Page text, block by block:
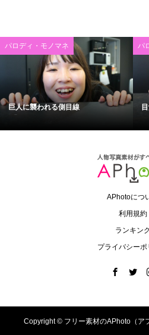
パロディ・モノマネ
巨人に襲われる側目線
パ
APhotoにつ
利用規約
ランキン
プライバシーポ
Copyright © フリー素材のAPhoto（ア